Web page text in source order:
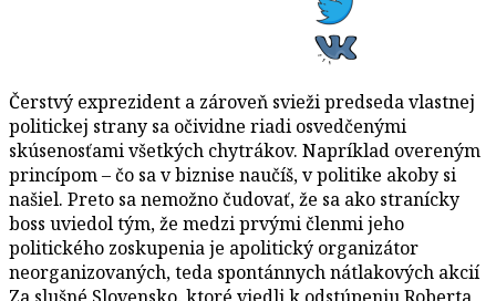
Čerstvý exprezident a zároveň svieži predseda vlastnej
politickej strany sa očividne riadi osvedčenými
skúsenosťami všetkých chytrákov. Napríklad overeným
princípom – čo sa v biznise naučíš, v politike akoby si
našiel. Preto sa nemožno čudovať, že sa ako stranícky
boss uviedol tým, že medzi prvými členmi jeho
politického zoskupenia je apolitický organizátor
neorganizovaných, teda spontánnych nátlakových akcií